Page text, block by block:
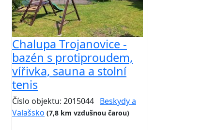
Chalupa Trojanovice -
bazén s protiproudem,
vířivka, sauna a stolní
tenis
Číslo objektu: 2015044 Beskydy a
Valašsko (7,8 km vzdušnou čarou)